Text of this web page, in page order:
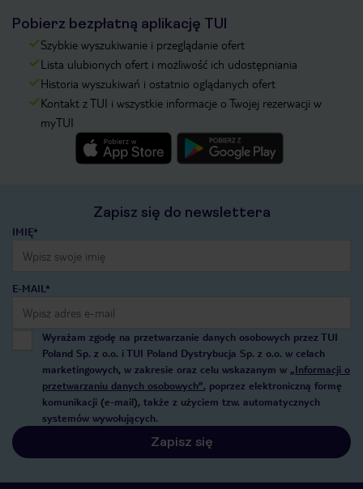
Pobierz bezpłatną aplikację TUI
Szybkie wyszukiwanie i przeglądanie ofert
Lista ulubionych ofert i możliwość ich udostępniania
Historia wyszukiwań i ostatnio oglądanych ofert
Kontakt z TUI i wszystkie informacje o Twojej rezerwacji w
myTUI
Zapisz się do newslettera
IMIĘ*
E-MAIL*
Wyrażam zgodę na przetwarzanie danych osobowych przez TUI
Poland Sp. z o.o. i TUI Poland Dystrybucja Sp. z o.o. w celach
marketingowych, w zakresie oraz celu wskazanym w „Informacji o
przetwarzaniu danych osobowych”, poprzez elektroniczną formę
komunikacji (e-mail), także z użyciem tzw. automatycznych
systemów wywołujących.
Zapisz się